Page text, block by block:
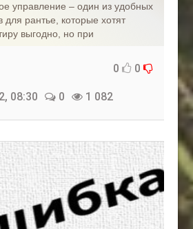
управление – один из удобных
для рантье, которые хотят
выгодно, но при
0 0
08:30 0 1 082